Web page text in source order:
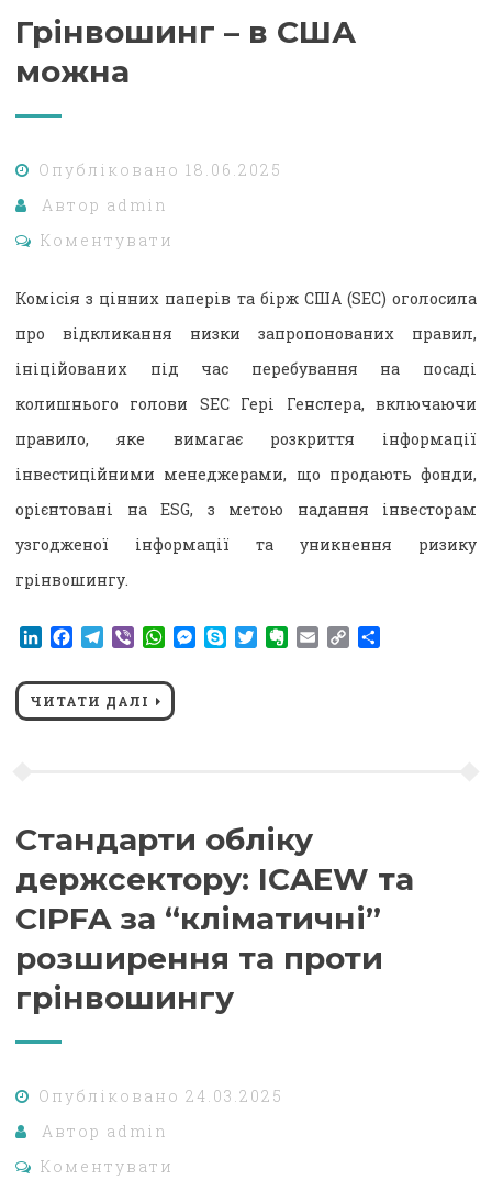
Грінвошинг – в США
можна
Опубліковано 18.06.2025
Автор admin
Коментувати
Комісія з цінних паперів та бірж США (SEC) оголосила
про відкликання низки запропонованих правил,
ініційованих під час перебування на посаді
колишнього голови SEC Гері Генслера, включаючи
правило, яке вимагає розкриття інформації
інвестиційними менеджерами, що продають фонди,
орієнтовані на ESG, з метою надання інвесторам
узгодженої інформації та уникнення ризику
грінвошингу.
LinkedIn
Facebook
Telegram
ViberWhatsApp
Messenger
SkypeTwitterEvernote
EmailCopy
ЧИТАТИ ДАЛІ
Стандарти обліку
держсектору: ICAEW та
CIPFA за “кліматичні”
розширення та проти
грінвошингу
Опубліковано 24.03.2025
Автор admin
Коментувати